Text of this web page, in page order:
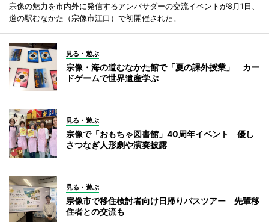
宗像の魅力を市内外に発信するアンバサダーの交流イベントが8月1日、
道の駅むなかた（宗像市江口）で初開催された。
見る・遊ぶ
宗像・海の道むなかた館で「夏の課外授業」 カー
ドゲームで世界遺産学ぶ
見る・遊ぶ
宗像で「おもちゃ図書館」40周年イベント 優し
さつなぎ人形劇や演奏披露
見る・遊ぶ
宗像市で移住検討者向け日帰りバスツアー 先輩移
住者との交流も